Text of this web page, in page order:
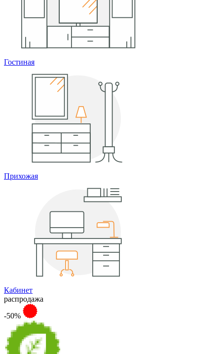
Гостиная
Прихожая
Кабинет
распродажа
-50%